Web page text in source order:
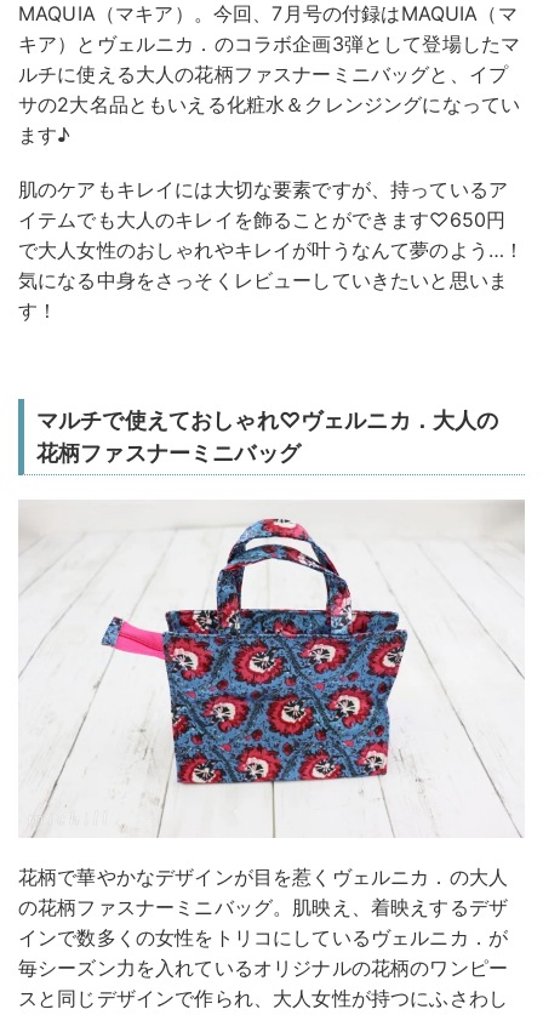
MAQUIA（マキア）。今回、7月号の付録はMAQUIA（マ
キア）とヴェルニカ．のコラボ企画3弾として登場したマ
ルチに使える大人の花柄ファスナーミニバッグと、イプ
サの2大名品ともいえる化粧水＆クレンジングになってい
ます♪
肌のケアもキレイには大切な要素ですが、持っているア
イテムでも大人のキレイを飾ることができます♡650円
で大人女性のおしゃれやキレイが叶うなんて夢のよう…！
気になる中身をさっそくレビューしていきたいと思いま
す！
マルチで使えておしゃれ♡ヴェルニカ．大人の
花柄ファスナーミニバッグ
花柄で華やかなデザインが目を惹くヴェルニカ．の大人
の花柄ファスナーミニバッグ。肌映え、着映えするデザ
インで数多くの女性をトリコにしているヴェルニカ．が
毎シーズン力を入れているオリジナルの花柄のワンピー
スと同じデザインで作られ、大人女性が持つにふさわし